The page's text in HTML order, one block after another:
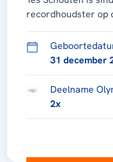
recordhoudster op
31 december
Deelname
2x